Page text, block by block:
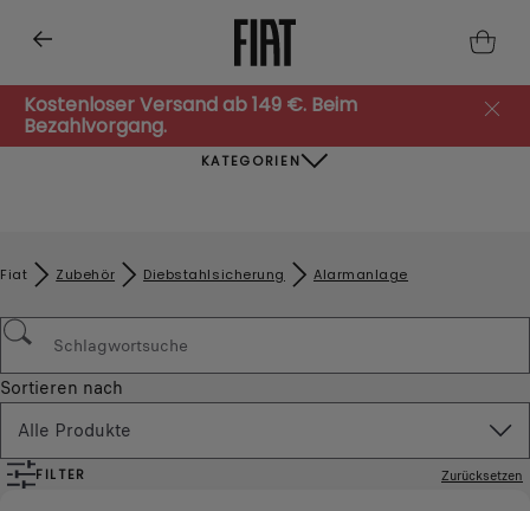
Kostenloser Versand ab 149 €. Beim
Bezahlvorgang.
KATEGORIEN
Fiat Zubehör​ Diebstahlsicherung Alarmanlage
Sortieren nach
Alle Produkte
FILTER Zurücksetzen